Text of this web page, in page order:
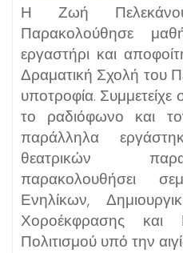
Η Ζωή
Παρακολούθησε
εργαστήρι και
Δραματική Σχολή του
υποτροφία. Συμμετείχε
το ραδιόφωνο και
παράλληλα
θεατρικών
παρακολουθήσει
Ενηλίκων,
Χοροέκφρασης και
Πολιτισμού υπό την